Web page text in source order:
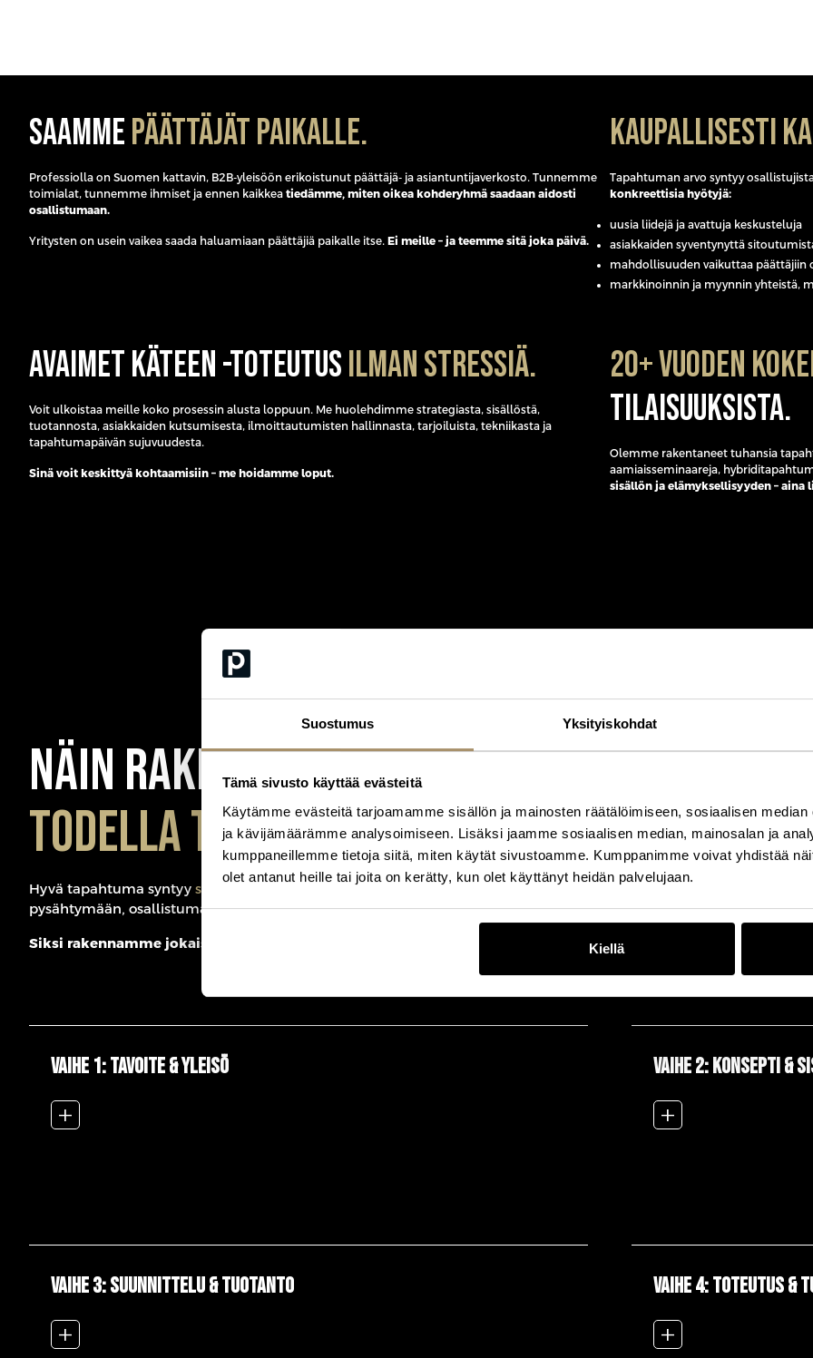
Suostumus Yksityiskohdat
Tämä sivusto käyttää evästeitä
Käytämme evästeitä tarjoamamme sisällön ja mainosten räätälöimiseen, sosiaalisen
ja kävijämäärämme analysoimiseen. Lisäksi jaamme sosiaalisen median, mainosalan ja
kumppaneillemme tietoja siitä, miten käytät sivustoamme. Kumppanimme voivat yhdistää
olet antanut heille tai joita on kerätty, kun olet käyttänyt heidän palvelujaan.
Kiellä
Saammepäättäjät paikalle.
Professiolla on Suomen kattavin, B2B-yleisöön erikoistunut päättäjä- ja asiantuntijaverkosto. Tunnemme
toimialat, tunnemme ihmiset ja ennen kaikkea tiedämme, miten oikea kohderyhmä saadaan aidosti
osallistumaan.
Yritysten on usein vaikea saada haluamiaan päättäjiä paikalle itse. Ei meille – ja teemme sitä joka päivä.
Kaupallisesti
Tapahtuman arvo syntyy
konkreettisia hyötyjä:
uusia liidejä ja avattuja keskusteluja
asiakkaiden syventynyttä
mahdollisuuden vaikuttaa päättäjiin
markkinoinnin ja myynnin yhteistä,
Avaimet käteen -toteutusilman stressiä.
Voit ulkoistaa meille koko prosessin alusta loppuun. Me huolehdimme strategiasta, sisällöstä,
tuotannosta, asiakkaiden kutsumisesta, ilmoittautumisten hallinnasta, tarjoiluista, tekniikasta ja
tapahtumapäivän sujuvuudesta.
Sinä voit keskittyä kohtaamisiin – me hoidamme loput.
20+ vuoden
tilaisuuksista.
Olemme rakentaneet tuhansia
aamiaisseminaareja,
sisällön ja elämyksellisyyden –
Näin rakennamme tapahtuman, joka
todella tuottaa tuloksia.
Hyvä tapahtuma syntyy selkeästä tavoitteesta oikeasta yleisöstä kokemuksesta
, joka saa ihmiset
pysähtymään, osallistumaan ja jatkamaan keskustelua tapahtuman jälkeen.
Siksi rakennamme jokaisen tapahtuman alusta asti sen mukaan, mitä sen pitää saada aikaan.
VAIHE 1: Tavoite & yleisö
add_2
VAIHE 2: Konsepti &
add_2
VAIHE 3: Suunnittelu & tuotanto
add_2
VAIHE 4: Toteutus &
add_2